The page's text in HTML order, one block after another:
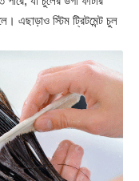
এছাড়াও স্টিম ট্রিটমেন্ট চুল